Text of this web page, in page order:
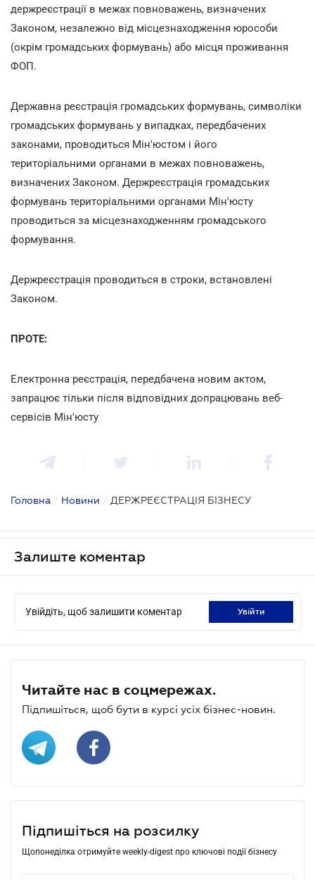
держреєстрації в межах повноважень, визначених
Законом, незалежно від місцезнаходження юрособи
(окрім громадських формувань) або місця проживання
ФОП.
Державна реєстрація громадських формувань, символіки
громадських формувань у випадках, передбачених
законами, проводиться Мін'юстом і його
територіальними органами в межах повноважень,
визначених Законом. Держреєстрація громадських
формувань територіальними органами Мін'юсту
проводиться за місцезнаходженням громадського
формування.
Держреєстрація проводиться в строки, встановлені
Законом.
ПРОТЕ:
Електронна реєстрація, передбачена новим актом,
запрацює тільки після відповідних допрацювань веб-
сервісів Мін'юсту
Головна / Новини / ДЕРЖРЕЄСТРАЦІЯ БІЗНЕСУ
Залиште коментар
Увійдіть, щоб залишити коментар увійти
Читайте нас в соцмережах.
Підпишіться, щоб бути в курсі усіх бізнес-новин.
Підпишіться на розсилку
Щопонеділка отримуйте weekly-digest про ключові події бізнесу